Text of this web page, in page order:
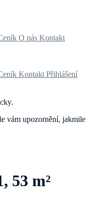
O nás Kontakt
Kontakt Přihlášení
vám upozornění, jakmile
53 m²